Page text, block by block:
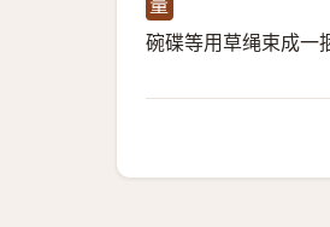
量
碗碟等用草绳束成一